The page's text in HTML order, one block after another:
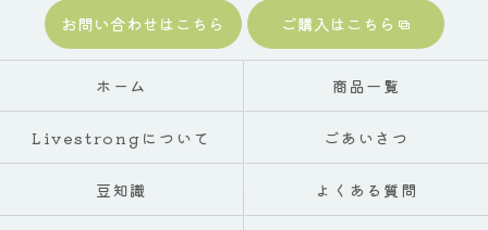
お問い合わせはこちら ご購入はこちら
ホーム 商品一覧
Livestrongについて ごあいさつ
豆知識 よくある質問